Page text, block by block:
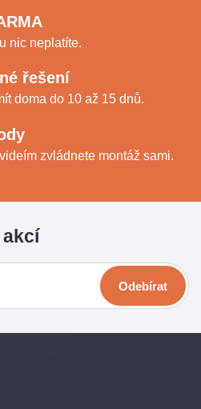
nic neplatíte.
řešení
doma do 10 až 15 dnů.
zvládnete montáž sami.
akcí
Odebírat